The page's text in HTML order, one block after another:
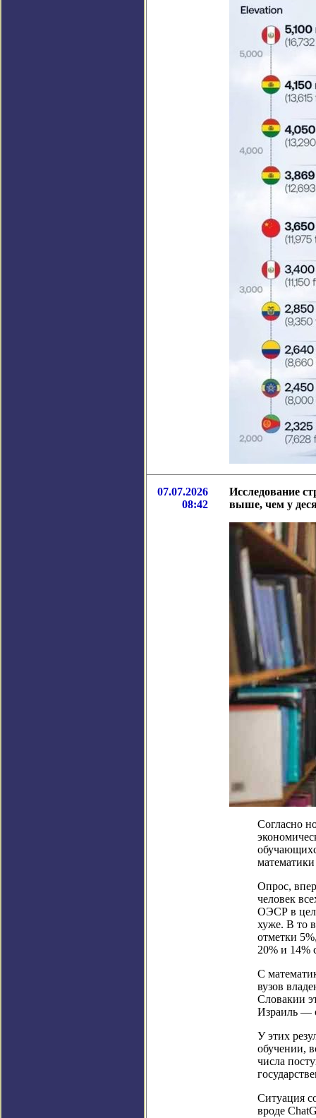
07.07.2026
08:42
Исследование
выше, чем у
Согласно
Опрос,
человек
ОЭСР в
хуже. В то
отметки
20% и 14%
С
вузов
Словакии
Израиль —
У этих
обучении,
числа
Ситуация
вроде